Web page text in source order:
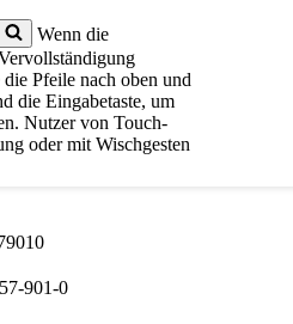
Wenn die
Pfeile nach oben und
die Eingabetaste, um
Nutzer von Touch-
oder mit Wischgesten
901-0